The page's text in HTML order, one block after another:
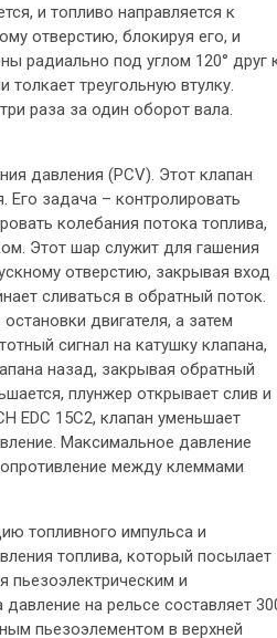
и топливо направляется к
отверстию, блокируя его, и
радиально под углом 120° друг
треугольную втулку.
раза за один оборот вала.
давления (PCV). Этот клапан
задача – контролировать
колебания потока топлива,
Этот шар служит для гашения
отверстию, закрывая вход
сливаться в обратный поток.
двигателя, а затем
сигнал на катушку клапана,
назад, закрывая обратный
плунжер открывает слив и
EDC 15C2, клапан уменьшает
Максимальное давление
между клеммами
топливного импульса и
топлива, который посылает
пьезоэлектрическим и
на рельсе составляет
пьезоэлементом в верхней